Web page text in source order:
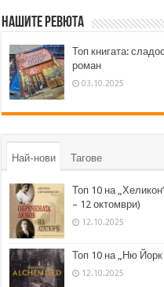
Нашите ревюта
Топ книгата:
роман
03.10.2025
Най-нови Тагове
Топ 10 на
– 12 октомври)
12.10.2025
Топ 10 на „Ню Йорк
12.10.2025